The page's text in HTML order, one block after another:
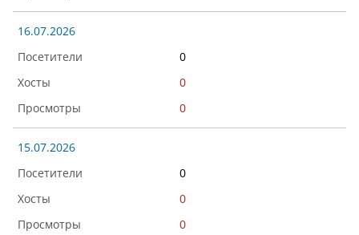
16.07.2026
0
0
0
15.07.2026
0
0
0